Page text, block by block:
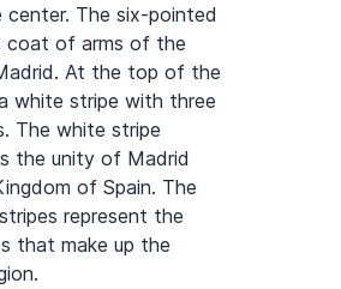
center. The six-pointed
coat of arms of the
At the top of the
white stripe with three
The white stripe
the unity of Madrid
of Spain. The
represent the
that make up the